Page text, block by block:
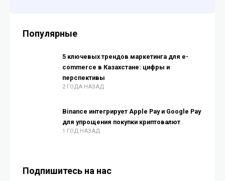
Популярные
5 ключевых трендов маркетинга для e-
commerce в Казахстане: цифры и
перспективы
2 ГОДА НАЗАД
Binance интегрирует Apple Pay и Google Pay
для упрощения покупки криптовалют
1 ГОД НАЗАД
Подпишитесь на нас